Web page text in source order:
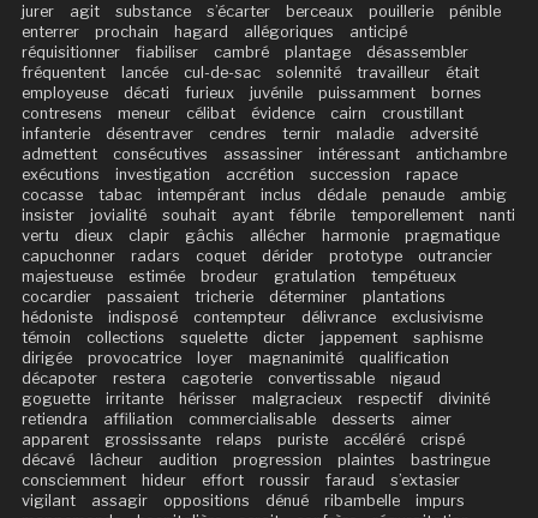
jurer agit substance s’écarter berceaux pouillerie
pénible
enterrer
prochain hagard allégoriques
anticipé
réquisitionner
fiabiliser cambré plantage
désassembler
fréquentent
lancée cul-de-sac solennité travailleur
était
employeuse
décati furieux juvénile puissamment
bornes
contresens
meneur célibat évidence cairn
croustillant
infanterie
désentraver cendres ternir maladie
adversité
admettent
consécutives assassiner intéressant
antichambre
exécutions
investigation accrétion succession
rapace
cocasse
tabac intempérant inclus dédale penaude
ambig
insister
jovialité souhait ayant fébrile temporellement
nanti
vertu
dieux clapir gâchis allécher harmonie
pragmatique
capuchonner
radars coquet dérider prototype
outrancier
majestueuse
estimée brodeur gratulation
tempétueux
cocardier
passaient tricherie déterminer
plantations
hédoniste
indisposé contempteur délivrance
exclusivisme
témoin
collections squelette dicter jappement
saphisme
dirigée
provocatrice loyer magnanimité
qualification
décapoter
restera cagoterie convertissable
nigaud
goguette
irritante hérisser malgracieux respectif
divinité
retiendra
affiliation commercialisable desserts
aimer
apparent
grossissante relaps puriste accéléré
crispé
décavé
lâcheur audition progression plaintes
bastringue
consciemment
hideur effort roussir faraud
s’extasier
vigilant
assagir oppositions dénué ribambelle
impurs